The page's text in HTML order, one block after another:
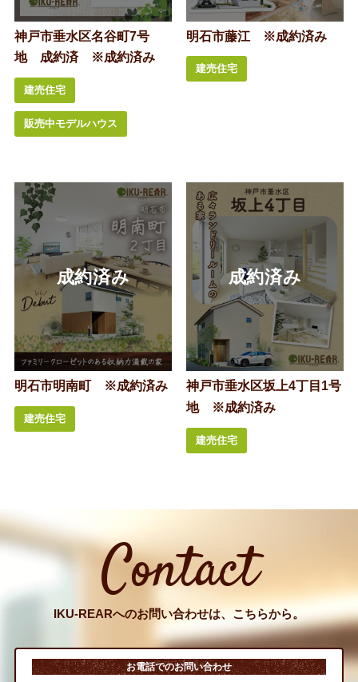
神戸市垂水区名谷町7号
地 成約済 ※成約済み
建売住宅
販売中モデルハウス
明石市藤江 ※成約済み
建売住宅
明石市明南町 ※成約済み
建売住宅
神戸市垂水区坂上4丁目1号
地 ※成約済み
建売住宅
Contact
IKU-REARへのお問い合わせは、こちらから。
お電話でのお問い合わせ